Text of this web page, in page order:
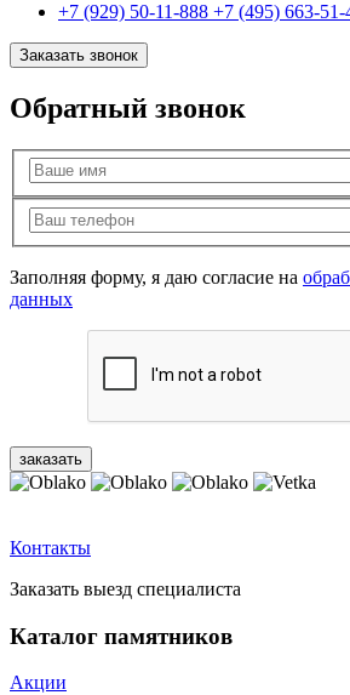
+7 (929) 50-11-888 +7 (495) 663-51-
Заказать звонок
Обратный звонок
Заполняя форму, я даю согласие на
данных
Контакты
Заказать выезд специалиста
Каталог памятников
Акции